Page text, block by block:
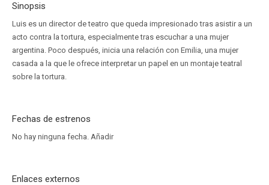
Sinopsis
Luis es un director de teatro que queda impresionado tras asistir a un
acto contra la tortura, especialmente tras escuchar a una mujer
argentina. Poco después, inicia una relación con Emilia, una mujer
casada a la que le ofrece interpretar un papel en un montaje teatral
sobre la tortura.
Fechas de estrenos
No hay ninguna fecha. Añadir
Enlaces externos